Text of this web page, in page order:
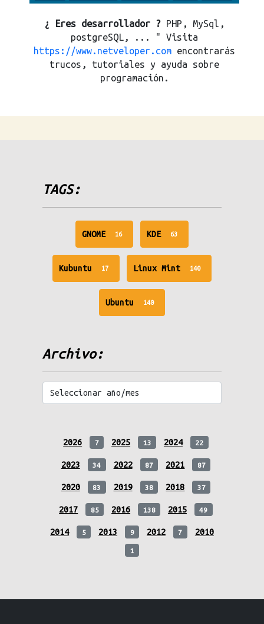
¿ Eres desarrollador ? PHP, MySql,
postgreSQL, ... " Visita
https://www.netveloper.com encontrarás
trucos, tutoriales y ayuda sobre
programación.
TAGS:
GNOME 16
unread
messages
KDE 63
messages
Kubuntu 17
unread
messages
Linux Mint 140
messages
Ubuntu 140
messages
Archivo:
2026 7 2025 13 2024 22
2023 34 2022 87 2021 87
2020 83 2019 38 2018 37
2017 85 2016 138 2015 49
2014 5 2013 9 2012 7 2010
1